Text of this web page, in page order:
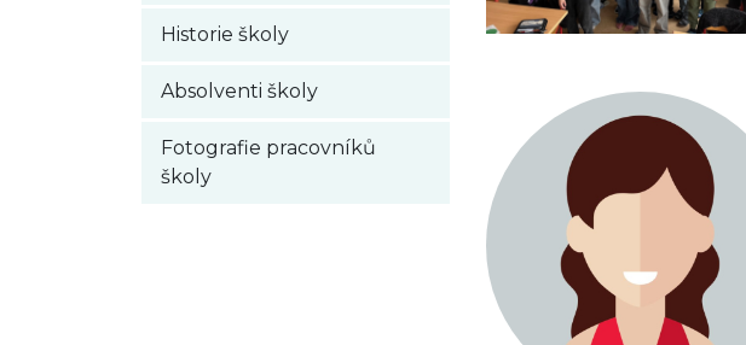
Historie školy
Absolventi školy
Fotografie pracovníků
školy